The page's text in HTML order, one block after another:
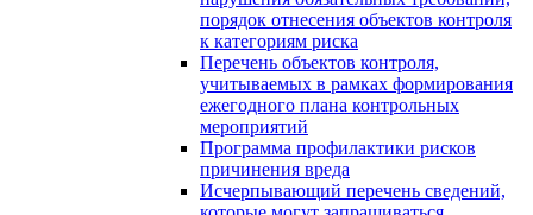
порядок отнесения объектов контроля
к категориям риска
Перечень объектов контроля,
учитываемых в рамках формирования
ежегодного плана контрольных
мероприятий
Программа профилактики рисков
причинения вреда
Исчерпывающий перечень сведений,